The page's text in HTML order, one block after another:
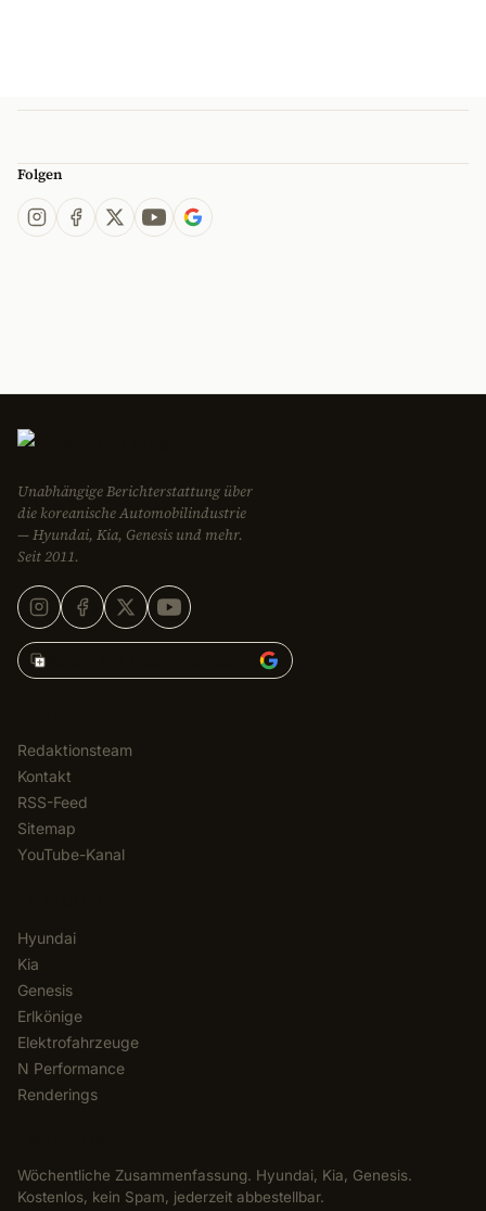
Folgen
Unabhängige Berichterstattung über
die koreanische Automobilindustrie
— Hyundai, Kia, Genesis und mehr.
Seit 2011.
Korean Car Blog hinzufügen zu
Redaktionsteam
Kontakt
RSS-Feed
Sitemap
YouTube-Kanal
Hyundai
Kia
Genesis
Erlkönige
Elektrofahrzeuge
N Performance
Renderings
Wöchentliche Zusammenfassung. Hyundai, Kia, Genesis.
Kostenlos, kein Spam, jederzeit abbestellbar.